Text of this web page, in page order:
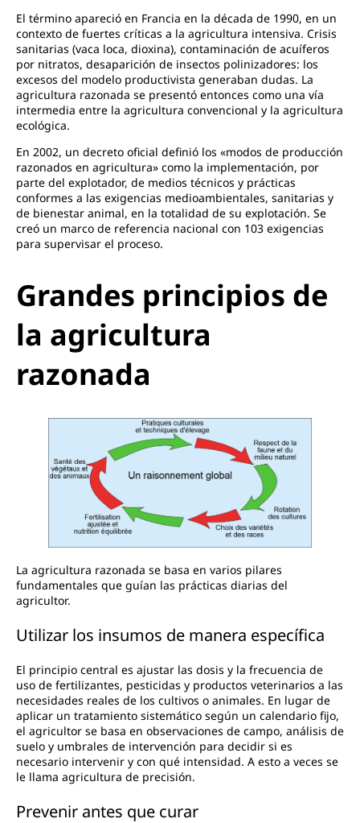
El término apareció en Francia en la década de 1990, en un
contexto de fuertes críticas a la agricultura intensiva. Crisis
sanitarias (vaca loca, dioxina), contaminación de acuíferos
por nitratos, desaparición de insectos polinizadores: los
excesos del modelo productivista generaban dudas. La
agricultura razonada se presentó entonces como una vía
intermedia entre la agricultura convencional y la agricultura
ecológica.
En 2002, un decreto oficial definió los «modos de producción
razonados en agricultura» como la implementación, por
parte del explotador, de medios técnicos y prácticas
conformes a las exigencias medioambientales, sanitarias y
de bienestar animal, en la totalidad de su explotación. Se
creó un marco de referencia nacional con 103 exigencias
para supervisar el proceso.
Grandes principios de
la agricultura
razonada
La agricultura razonada se basa en varios pilares
fundamentales que guían las prácticas diarias del
agricultor.
Utilizar los insumos de manera específica
El principio central es ajustar las dosis y la frecuencia de
uso de fertilizantes, pesticidas y productos veterinarios a las
necesidades reales de los cultivos o animales. En lugar de
aplicar un tratamiento sistemático según un calendario fijo,
el agricultor se basa en observaciones de campo, análisis de
suelo y umbrales de intervención para decidir si es
necesario intervenir y con qué intensidad. A esto a veces se
le llama agricultura de precisión.
Prevenir antes que curar